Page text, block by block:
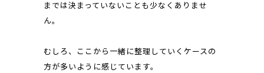
までは決まっていないことも少なくありませ
ん。
むしろ、ここから一緒に整理していくケースの
方が多いように感じています。